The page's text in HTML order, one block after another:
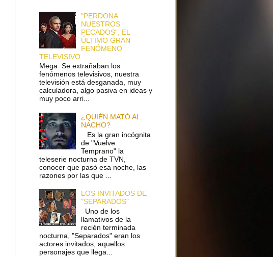
"PERDONA
NUESTROS
PECADOS", EL
ÚLTIMO GRAN
FENÓMENO
TELEVISIVO
Mega Se extrañaban los
fenómenos televisivos, nuestra
televisión está desganada, muy
calculadora, algo pasiva en ideas y
muy poco arri...
¿QUIÉN MATÓ AL
NACHO?
Es la gran incógnita
de "Vuelve
Temprano" la
teleserie nocturna de TVN,
conocer que pasó esa noche, las
razones por las que ...
LOS INVITADOS DE
"SEPARADOS"
Uno de los
llamativos de la
recién terminada
nocturna, "Separados" eran los
actores invitados, aquellos
personajes que llega...